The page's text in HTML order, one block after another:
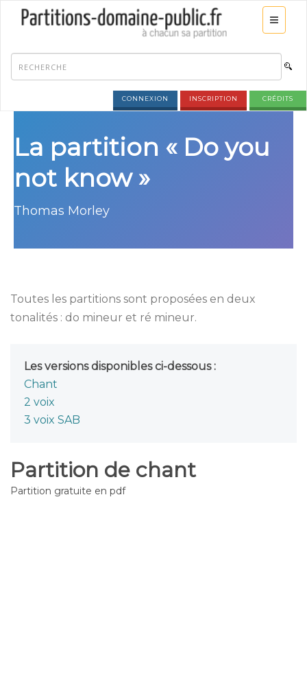
CONNEXION INSCRIPTION CRÉDITS
La partition « Do you
not know »
Thomas Morley
Toutes les partitions sont proposées en deux
tonalités : do mineur et ré mineur.
Les versions disponibles ci-dessous :
Chant
2 voix
3 voix SAB
Partition de chant
Partition gratuite en pdf